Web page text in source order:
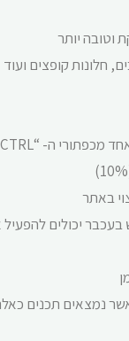
חלונות קופצים ועוד
באתר